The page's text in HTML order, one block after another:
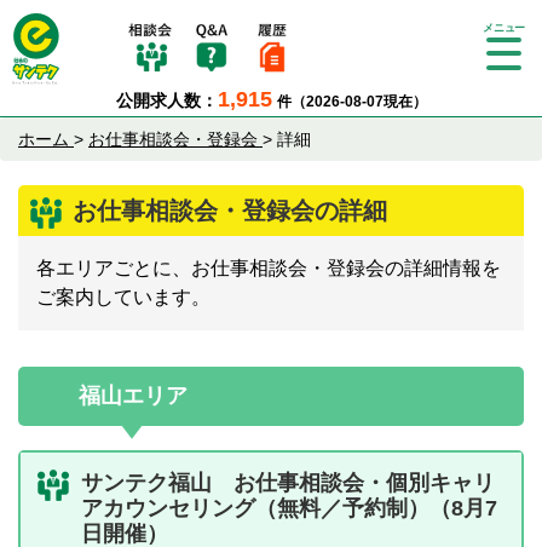
公開求人数： 1,915 件（2026-08-07現在）
Tog
ホーム > お仕事相談会・登録会 > 詳細
お仕事相談会・登録会の詳細
各エリアごとに、お仕事相談会・登録会の詳細情報を
ご案内しています。
福山エリア
サンテク福山 お仕事相談会・個別キャリ
アカウンセリング（無料／予約制）（8月7
日開催）